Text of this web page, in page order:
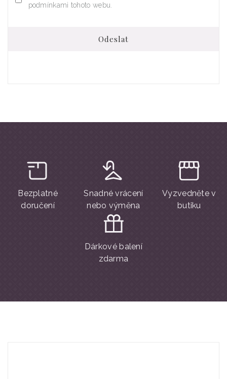
podmínkami tohoto webu.
Odeslat
Bezplatné
doručení
Snadné vrácení
nebo výměna
Vyzvedněte v
butiku
Dárkové balení
zdarma